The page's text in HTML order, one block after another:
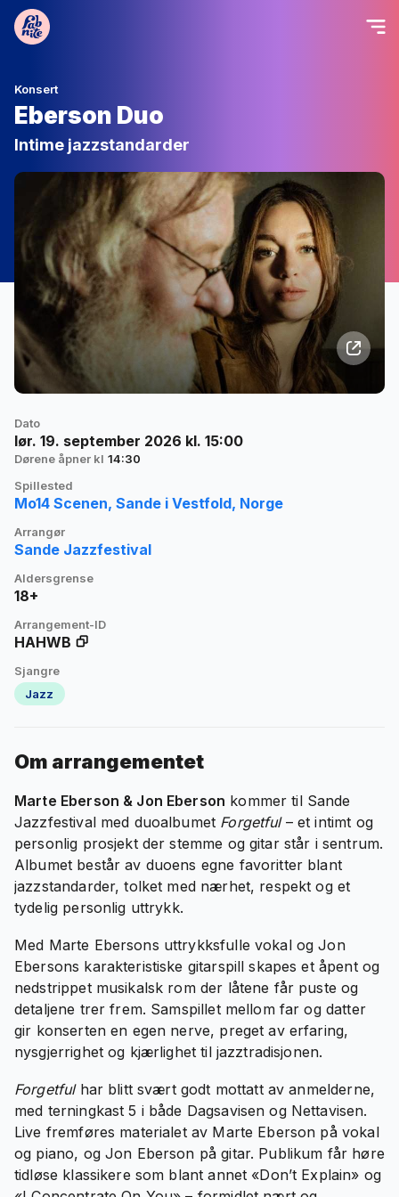
Konsert
Eberson Duo
Intime jazzstandarder
Dato
lør. 19. september 2026 kl. 15:00
Dørene åpner kl 14:30
Spillested
Mo14 Scenen, Sande i Vestfold, Norge
Arrangør
Sande Jazzfestival
Aldersgrense
18+
Arrangement-ID
HAHWB
Sjangre
Jazz
Om arrangementet
Marte Eberson & Jon Eberson kommer til Sande
Jazzfestival med duoalbumet Forgetful– et intimt og
personlig prosjekt der stemme og gitar står i sentrum.
Albumet består av duoens egne favoritter blant
jazzstandarder, tolket med nærhet, respekt og et
tydelig personlig uttrykk.
Med Marte Ebersons uttrykksfulle vokal og Jon
Ebersons karakteristiske gitarspill skapes et åpent og
nedstrippet musikalsk rom der låtene får puste og
detaljene trer frem. Samspillet mellom far og datter
gir konserten en egen nerve, preget av erfaring,
nysgjerrighet og kjærlighet til jazztradisjonen.
Forgetfulhar blitt svært godt mottatt av anmelderne,
med terningkast 5 i både Dagsavisen og Nettavisen.
Live fremføres materialet av Marte Eberson på vokal
og piano, og Jon Eberson på gitar. Publikum får høre
tidløse klassikere som blant annet «Don’t Explain» og